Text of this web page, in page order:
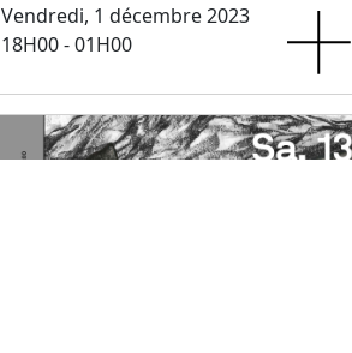
Vendredi, 1 décembre 2023
18H00 - 01H00